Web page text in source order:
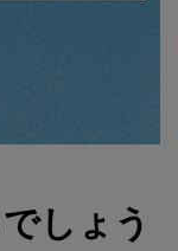
しょう